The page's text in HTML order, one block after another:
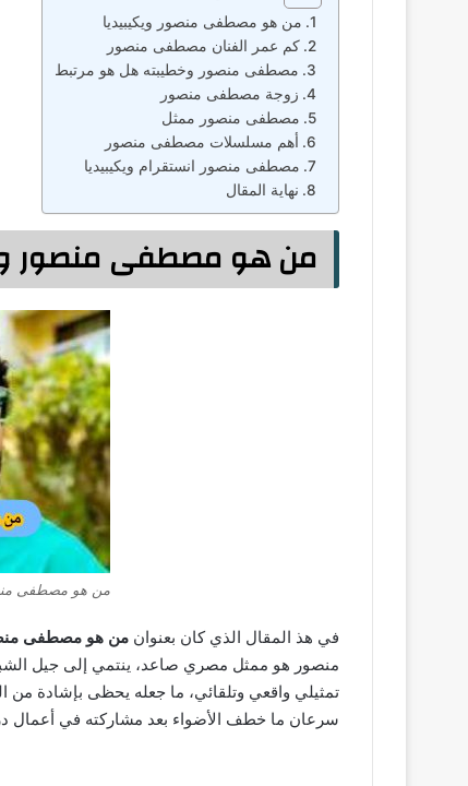
من هو مصطفى منصور ويكيبيديا
كم عمر الفنان مصطفى منصور
مصطفى منصور وخطيبته هل هو مرتبط
زوجة مصطفى منصور
مصطفى منصور ممثل
أهم مسلسلات مصطفى منصور
مصطفى منصور انستقرام ويكيبيديا
نهاية المقال
من هو مصطفى منصور
من هو مصطفى
في هذ المقال الذي كان بعنوان من هو مصطفى
منصور هو ممثل مصري صاعد، ينتمي إلى جيل
تمثيلي واقعي وتلقائي، ما جعله يحظى بإشادة من
سرعان ما خطف الأضواء بعد مشاركته في أعمال